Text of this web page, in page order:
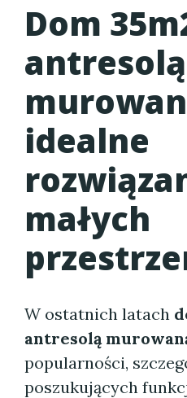
Dom
antresolą
idealne
małych
W ostatnich latach
antresolą
popularności,
poszukujących